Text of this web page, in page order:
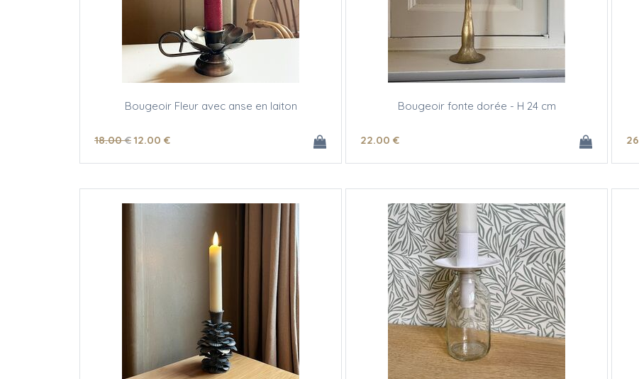
Bougeoir Fleur avec anse en laiton
18.00 €12.00 €
Bougeoir fonte dorée - H 24 cm
22.00 € 26